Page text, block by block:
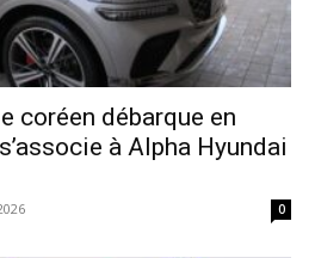
coréen débarque en
à Alpha Hyundai
0